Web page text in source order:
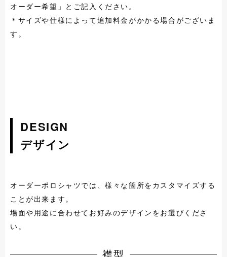
オーダー希望」とご記入ください。
＊サイズや仕様によって追加料金がかかる場合がございま
す。
DESIGN
デザイン
オーダーポロシャツでは、様々な箇所をカスタマイズする
ことが出来ます。
場面や用途に合わせてお好みのデザインをお選びくださ
い。
襟型